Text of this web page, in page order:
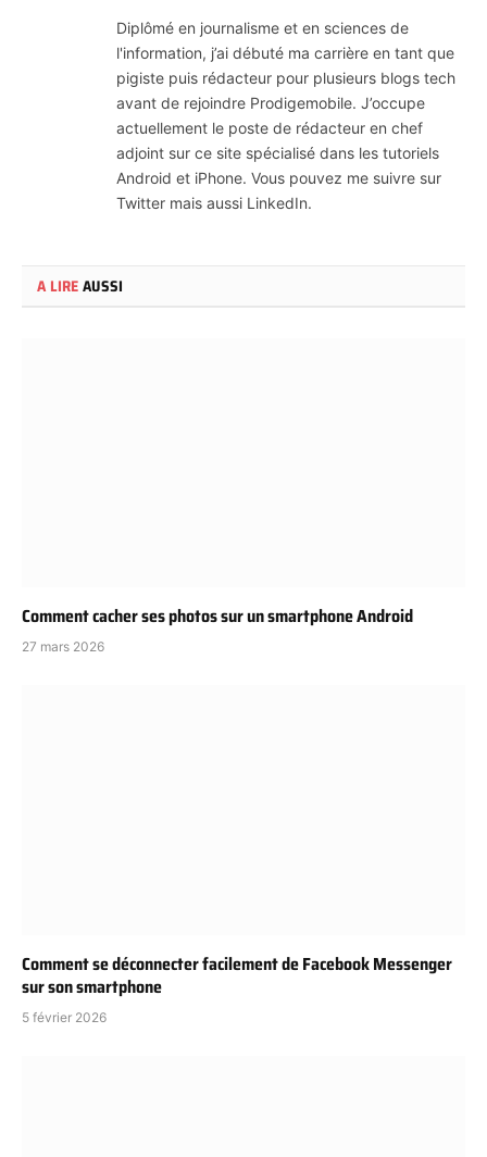
Diplômé en journalisme et en sciences de
l'information, j’ai débuté ma carrière en tant que
pigiste puis rédacteur pour plusieurs blogs tech
avant de rejoindre Prodigemobile. J’occupe
actuellement le poste de rédacteur en chef
adjoint sur ce site spécialisé dans les tutoriels
Android et iPhone. Vous pouvez me suivre sur
Twitter mais aussi LinkedIn.
A LIREAUSSI
Comment cacher ses photos sur un smartphone Android
27 mars 2026
Comment se déconnecter facilement de Facebook Messenger
sur son smartphone
5 février 2026